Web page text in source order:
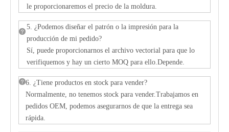
le proporcionaremos el precio de la moldura.
5. ¿Podemos diseñar el patrón o la impresión para la
producción de mi pedido?
Sí, puede proporcionarnos el archivo vectorial para que lo
verifiquemos y hay un cierto MOQ para ello.Depende.
6. ¿Tiene productos en stock para vender?
Normalmente, no tenemos stock para vender.Trabajamos en
pedidos OEM, podemos asegurarnos de que la entrega sea
rápida.